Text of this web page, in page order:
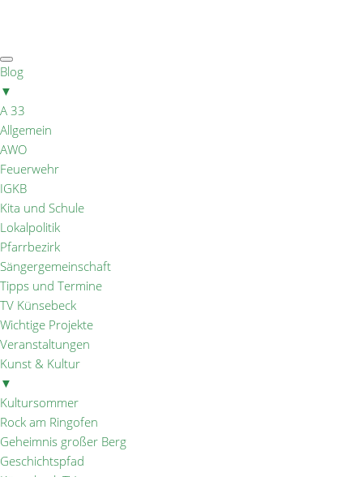
Blog
▼
A 33
Allgemein
AWO
Feuerwehr
IGKB
Kita und Schule
Lokalpolitik
Pfarrbezirk
Sängergemeinschaft
Tipps und Termine
TV Künsebeck
Wichtige Projekte
Veranstaltungen
Kunst & Kultur
▼
Kultursommer
Rock am Ringofen
Geheimnis großer Berg
Geschichtspfad